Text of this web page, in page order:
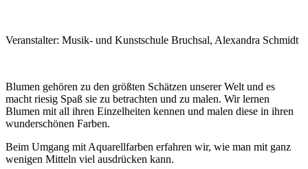
Veranstalter: Musik- und Kunstschule Bruchsal, Alexandra Schmidt
Blumen gehören zu den größten Schätzen unserer Welt und es
macht riesig Spaß sie zu betrachten und zu malen. Wir lernen
Blumen mit all ihren Einzelheiten kennen und malen diese in ihren
wunderschönen Farben.
Beim Umgang mit Aquarellfarben erfahren wir, wie man mit ganz
wenigen Mitteln viel ausdrücken kann.